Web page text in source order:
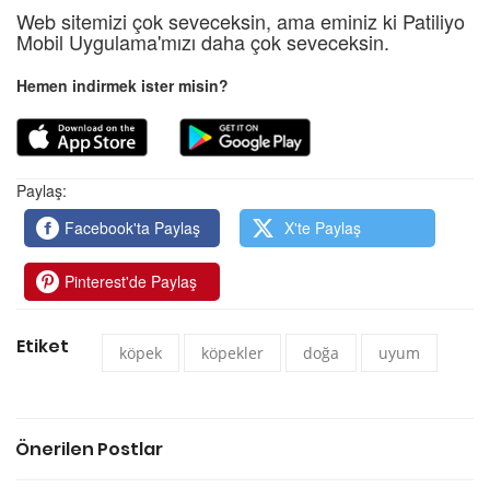
Web sitemizi çok seveceksin, ama eminiz ki Patiliyo
Mobil Uygulama'mızı daha çok seveceksin.
Hemen indirmek ister misin?
Paylaş:
Facebook'ta Paylaş
X'te Paylaş
Pinterest'de Paylaş
Etiket köpek köpekler doğa uyum
Önerilen Postlar